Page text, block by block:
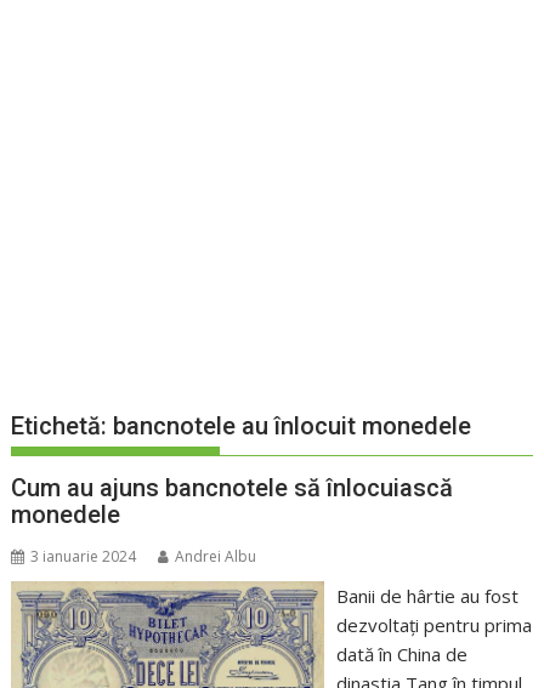
Etichetă: bancnotele au înlocuit monedele
Cum au ajuns bancnotele să înlocuiască
monedele
3 ianuarie 2024 Andrei Albu
Banii de hârtie au fost
dezvoltați pentru prima
dată în China de